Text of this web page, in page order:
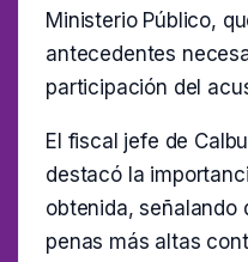
Ministerio Público,
antecedentes
participación del
El fiscal jefe de
destacó la
obtenida, señalando
penas más altas